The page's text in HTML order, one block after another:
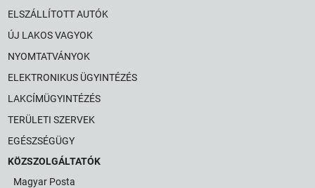
ELSZÁLLÍTOTT AUTÓK
ÚJ LAKOS VAGYOK
NYOMTATVÁNYOK
ELEKTRONIKUS ÜGYINTÉZÉS
LAKCÍMÜGYINTÉZÉS
TERÜLETI SZERVEK
EGÉSZSÉGÜGY
KÖZSZOLGÁLTATÓK
Magyar Posta